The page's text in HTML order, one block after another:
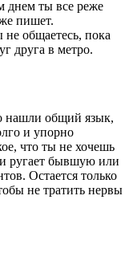
днем ты все реже
пишет.
общаетесь, пока
друга в метро.
нашли общий язык,
и упорно
что ты не хочешь
ругает бывшую или
Остается только
не тратить нервы